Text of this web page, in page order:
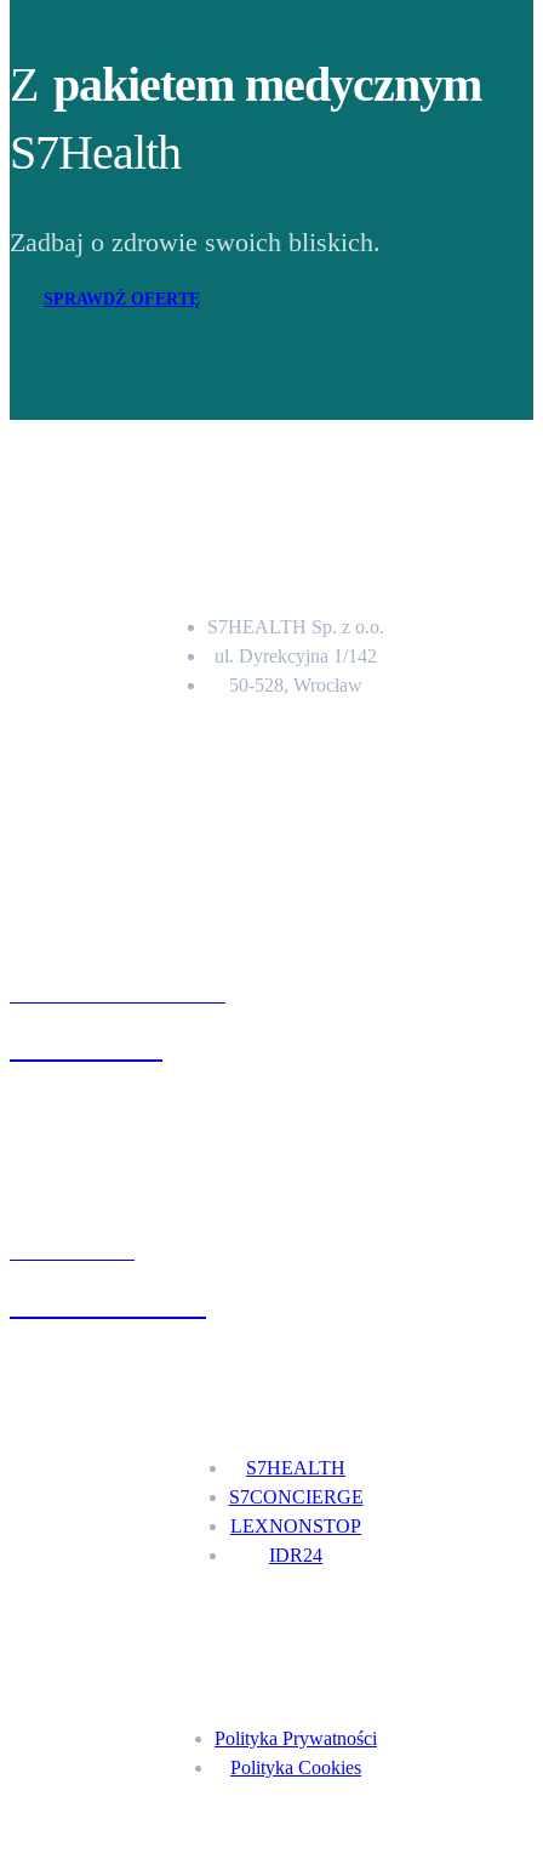
Z pakietem medycznym
S7Health
Zadbaj o zdrowie swoich bliskich.
SPRAWDŹ OFERTĘ
S7HEALTH Sp. z o.o.
ul. Dyrekcyjna 1/142
50-528, Wrocław
S7HEALTH
S7CONCIERGE
LEXNONSTOP
IDR24
Polityka Prywatności
Polityka Cookies